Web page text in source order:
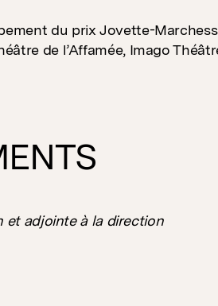
du prix Jovette-
de l’Affamée, Imago
et adjointe à la direction